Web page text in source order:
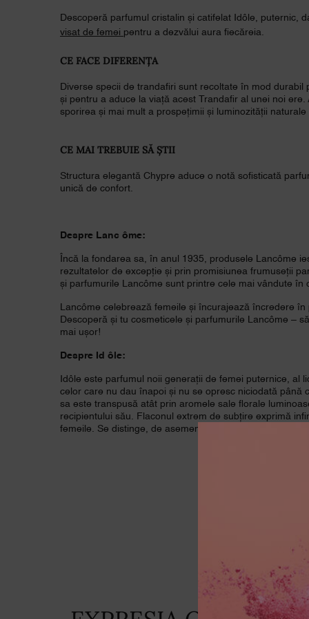
Descoperă parfumul cristalin și catifelat Idôle, puternic,
visat de femei pentru a dezvălui aura fiecăreia.
CE FACE DIFERENȚA
Diverse specii de trandafiri sunt recoltate în mod
și pentru a aduce la viață acest Trandafir al unei noi
sporirea și mai mult a prospețimii și luminozității
CE MAI TREBUIE SĂ ȘTII
Structura elegantă Chypre aduce o notă sofisticată
unică de confort.
Despre Lanc ôme:
Încă la fondarea sa, în anul 1935, produsele Lancôme
rezultatelor de excepție și prin promisiunea frumuseții
și parfumurile Lancôme sunt printre cele mai vândute în
Lancôme celebrează femeile și încurajează încredere
Descoperă și tu cosmeticele și parfumurile Lancôme –
mai ușor!
Despre Id ôle:
Idôle este parfumul noii generații de femei puternice, al
celor care nu dau înapoi și nu se opresc niciodată până
sa este transpusă atât prin aromele sale florale
recipientului său. Flaconul extrem de subțire exprimă
femeile. Se distinge, de asemenea, prin liniile simple și